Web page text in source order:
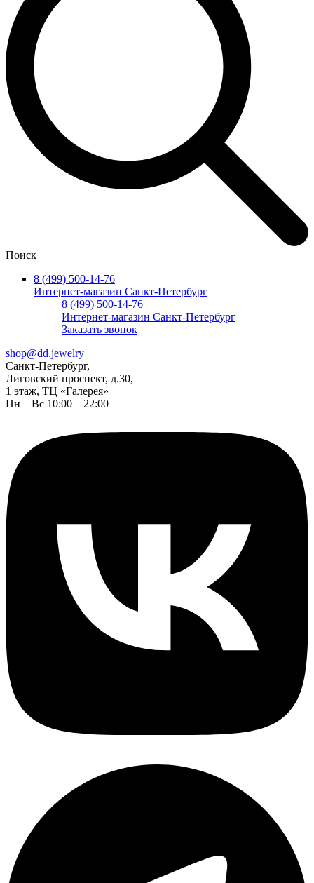
Поиск
8 (499) 500-14-76
Интернет-магазин Санкт-Петербург
8 (499) 500-14-76
Интернет-магазин Санкт-Петербург
Заказать звонок
shop@dd.jewelry
Санкт-Петербург,
Лиговский проспект, д.30,
1 этаж, ТЦ «Галерея»
Пн—Вс 10:00 – 22:00